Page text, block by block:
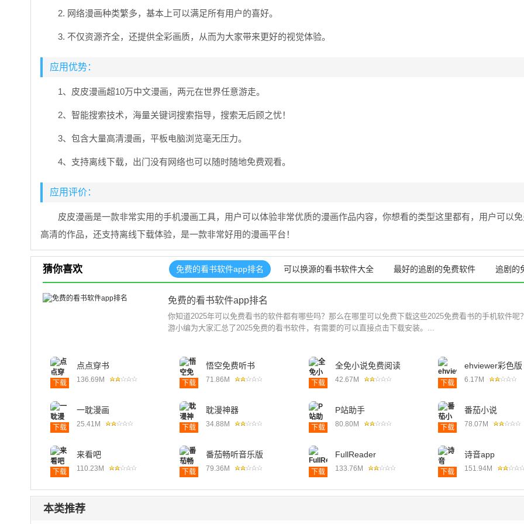
2. 网络漫画种类繁多，基本上可以满足所有用户的喜好。
3. 不仅资源齐全，还提供全彩画质，从而为大家带来更好的视觉体验。
应用优势：
1、皮皮漫画超10万中文漫画，两元在世界任意游走。
2、智能搜索技术，海量关键词搜索指导，搜索无后顾之忧！
3、包含大量高清漫画，平板电脑浏览毫无压力。
4、支持离线下载，出门没有网络也可以随时随地免费观看。
应用评价：
皮皮漫画是一款非常实用的手机漫画工具，用户可以体验非常优质的漫画作品内容，你想看的类型这里都有，用户可以
高清的作品，还支持离线下载体验，是一款非常好用的漫画平台！
猜你喜欢 免费的看书软件app排名 可以换源的看书软件大全 最好的追剧的免费软件 追剧的
免费的看书软件app排名
你知道2025年可以免费看书的软件都有哪些吗？那么在哪里可以免费下载这些2025免费看书的手机软件呢
游小编为大家汇总了2025免费的看书软件，有需要的可以直接点击下载安装。...
下载
点点穿书
136.69M 下载
悟空免费听书
71.86M 下载
全免小说免费阅读
42.67M 下载
ehviewer彩色版
6.17M
下载
一耽漫画
25.41M 下载
耽漫神器
34.88M 下载
P站助手
80.80M 下载
番茄小说
78.07M
下载
来看吧
110.23M 下载
番茄畅听音乐版
79.36M 下载
FullReader
133.76M 下载
诗音app
151.94M
本类推荐